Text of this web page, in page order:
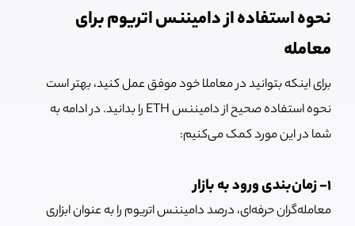
نحوه استفاده از دامیننس اتریوم برای
معامله
برای اینکه بتوانید در معاملا خود موفق عمل کنید، بهتر است
نحوه استفاده صحیح از دامیننس ETH را بدانید. در ادامه به
شما در این مورد کمک می‌کنیم:
1- زمان‌بندی ورود به بازار
معامله‌گران حرفه‌ای، درصد دامیننس اتریوم را به عنوان ابزاری